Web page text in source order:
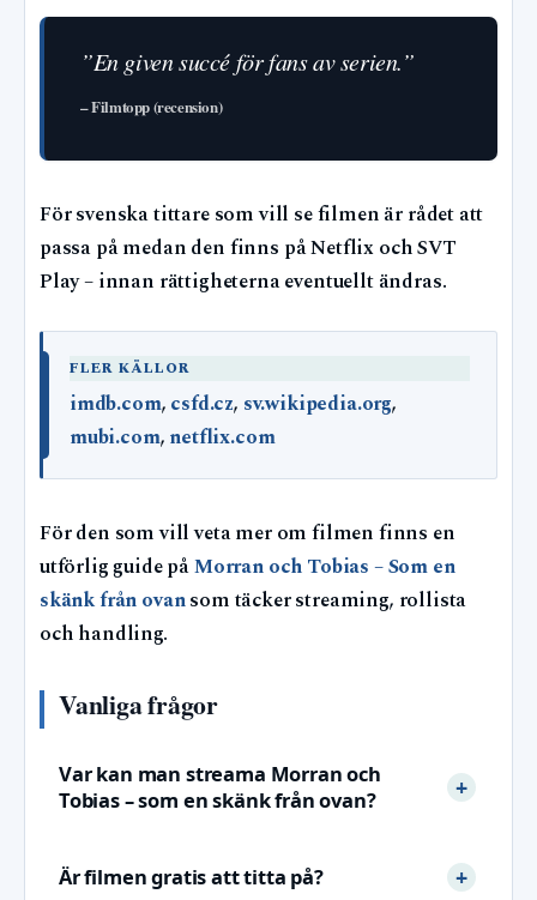
”En given succé för fans av serien.”
– Filmtopp (recension)
För svenska tittare som vill se filmen är rådet att
passa på medan den finns på Netflix och SVT
Play – innan rättigheterna eventuellt ändras.
FLER KÄLLOR
imdb.com, csfd.cz, sv.wikipedia.org,
mubi.com, netflix.com
För den som vill veta mer om filmen finns en
utförlig guide påMorran och Tobias – Som en
skänk från ovansom täcker streaming, rollista
och handling.
Vanliga frågor
Var kan man streama Morran och
Tobias – som en skänk från ovan?
Är filmen gratis att titta på?